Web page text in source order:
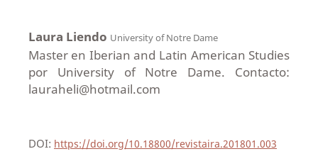
Laura Liendo University of Notre Dame
Master en Iberian and Latin American Studies
por University of Notre Dame. Contacto:
lauraheli@hotmail.com
DOI: https://doi.org/10.18800/revistaira.201801.003